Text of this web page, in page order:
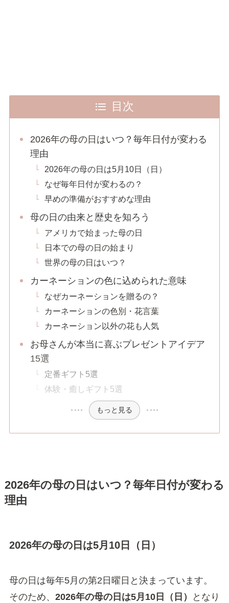
目次
2026年の母の日はいつ？毎年日付が変わる
理由
2026年の母の日は5月10日（日）
なぜ毎年日付が変わるの？
早めの準備がおすすめな理由
母の日の由来と歴史を知ろう
アメリカで始まった母の日
日本での母の日の始まり
世界の母の日はいつ？
カーネーションの色に込められた意味
なぜカーネーションを贈るの？
カーネーションの色別・花言葉
カーネーション以外の花も人気
お母さんが本当に喜ぶプレゼントアイデア
15選
定番ギフト5選
体験・癒しギフト5選
もっと見る
2026年の母の日はいつ？毎年日付が変わる
理由
2026年の母の日は5月10日（日）
母の日は毎年5月の第2日曜日と決まっています。
そのため、 2026年の母の日は5月10日（日） となり